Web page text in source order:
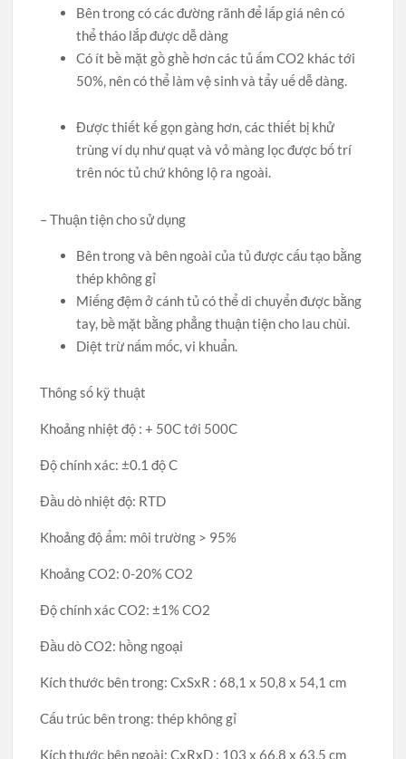
Bên trong có các đường rãnh để lấp giá nên có
thể tháo lắp được dễ dàng
Có ít bề mặt gồ ghề hơn các tủ ấm CO2 khác tới
50%, nên có thể làm vệ sinh và tẩy uế dễ dàng.
Được thiết kế gọn gàng hơn, các thiết bị khử
trùng ví dụ như quạt và vỏ màng lọc được bố trí
trên nóc tủ chứ không lộ ra ngoài.
– Thuận tiện cho sử dụng
Bên trong và bên ngoài của tủ được cấu tạo bằng
thép không gỉ
Miếng đệm ở cánh tủ có thể di chuyển được bằng
tay, bề mặt bằng phẳng thuận tiện cho lau chùi.
Diệt trừ nấm mốc, vi khuẩn.
Thông số kỹ thuật
Khoảng nhiệt độ : + 50C tới 500C
Độ chính xác: ±0.1 độ C
Đầu dò nhiệt độ: RTD
Khoảng độ ẩm: môi trường > 95%
Khoảng CO2: 0-20% CO2
Độ chính xác CO2: ±1% CO2
Đầu dò CO2: hồng ngoại
Kích thước bên trong: CxSxR : 68,1 x 50,8 x 54,1 cm
Cấu trúc bên trong: thép không gỉ
Kích thước bên ngoài: CxRxD : 103 x 66,8 x 63,5 cm